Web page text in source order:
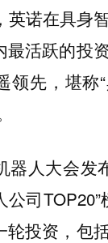
英诺在具身
最活跃的投
领先，堪称
器人大会发
公司
轮投资，包